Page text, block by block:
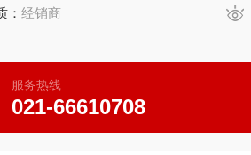
：经销商
服务热线
021-66610708